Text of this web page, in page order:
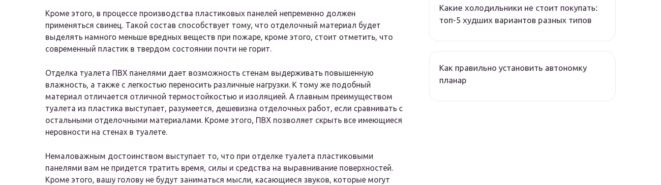
Кроме этого, в процессе производства пластиковых панелей непременно должен
применяться свинец. Такой состав способствует тому, что отделочный материал будет
выделять намного меньше вредных веществ при пожаре, кроме этого, стоит отметить, что
современный пластик в твердом состоянии почти не горит.
Отделка туалета ПВХ панелями дает возможность стенам выдерживать повышенную
влажность, а также с легкостью переносить различные нагрузки. К тому же подобный
материал отличается отличной термостойкостью и изоляцией. А главным преимуществом
туалета из пластика выступает, разумеется, дешевизна отделочных работ, если сравнивать с
остальными отделочными материалами. Кроме этого, ПВХ позволяет скрыть все имеющиеся
неровности на стенах в туалете.
Немаловажным достоинством выступает то, что при отделке туалета пластиковыми
панелями вам не придется тратить время, силы и средства на выравнивание поверхностей.
Кроме этого, вашу голову не будут заниматься мысли, касающиеся звуков, которые могут
Какие холодильники не стоит покупать:
топ-5 худших вариантов разных типов
Как правильно установить автономку
планар